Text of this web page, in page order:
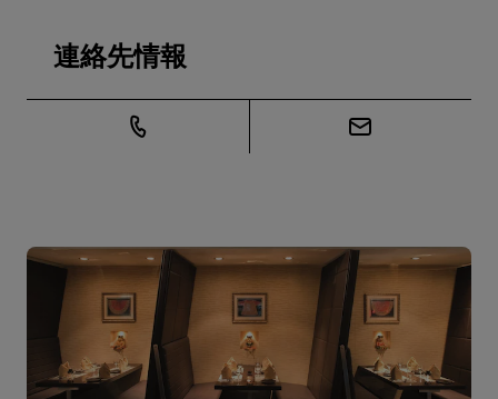
連絡先情報